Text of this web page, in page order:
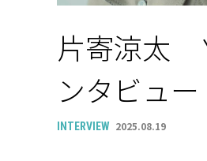
片寄涼太
ンタビュー
INTERVIEW 2025.08.19